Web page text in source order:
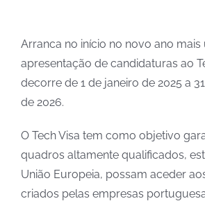
Arranca no início no novo ano
apresentação de candidaturas ao
decorre de 1 de janeiro de 2025 a
de 2026.
O Tech Visa tem como objetivo
quadros altamente qualificados,
União Europeia, possam aceder
criados pelas empresas